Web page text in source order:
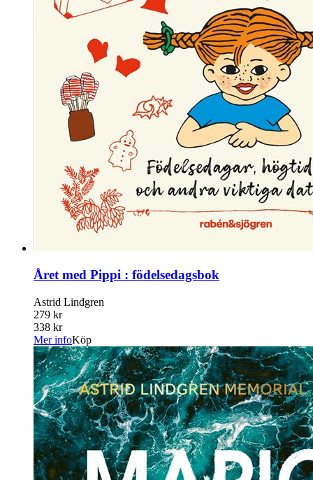
Året med Pippi : födelsedagsbok
Astrid Lindgren
279 kr
338 kr
Mer infoKöp